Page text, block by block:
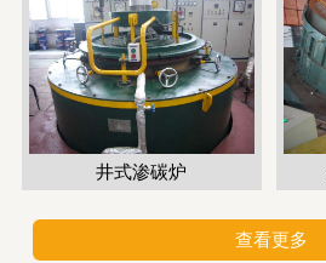
井式渗碳炉
查看更多